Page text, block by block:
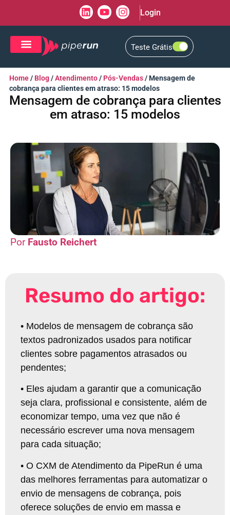
Login
Teste Grátis
Home/ Blog/Atendimento/ Pós-Vendas/Mensagem de
cobrança para clientes em atraso: 15 modelos
Mensagem de cobrança para clientes
em atraso: 15 modelos
Fausto Reichert
Resumo do artigo:
• Modelos de mensagem de cobrança são
textos padronizados usados para notificar
clientes sobre pagamentos atrasados ou
pendentes;
• Eles ajudam a garantir que a comunicação
seja clara, profissional e consistente, além de
economizar tempo, uma vez que não é
necessário escrever uma nova mensagem
para cada situação;
• O CXM de Atendimento da PipeRun é uma
das melhores ferramentas para automatizar o
envio de mensagens de cobrança, pois
oferece soluções de envio em massa e